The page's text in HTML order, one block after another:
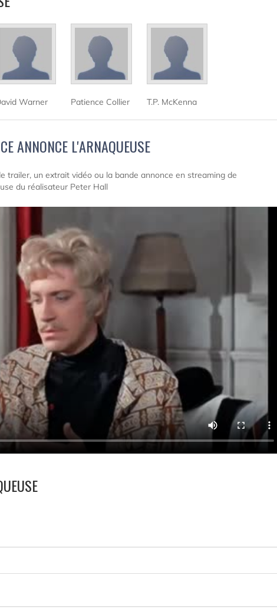
Warner Patience Collier T.P. McKenna
ANNONCE L'ARNAQUEUSE
trailer, un extrait vidéo ou la bande annonce en streaming de
du réalisateur Peter Hall